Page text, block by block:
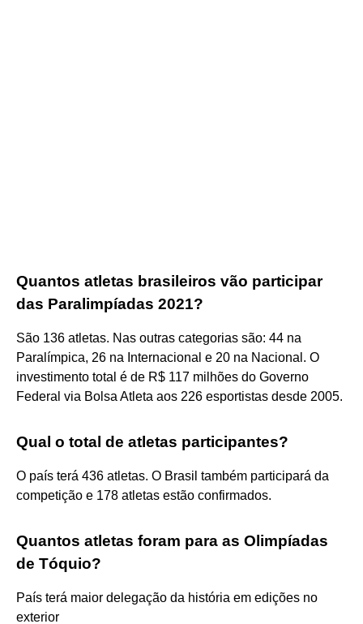
Quantos atletas brasileiros vão participar
das Paralimpíadas 2021?
São 136 atletas. Nas outras categorias são: 44 na
Paralímpica, 26 na Internacional e 20 na Nacional. O
investimento total é de R$ 117 milhões do Governo
Federal via Bolsa Atleta aos 226 esportistas desde 2005.
Qual o total de atletas participantes?
O país terá 436 atletas. O Brasil também participará da
competição e 178 atletas estão confirmados.
Quantos atletas foram para as Olimpíadas
de Tóquio?
País terá maior delegação da história em edições no
exterior